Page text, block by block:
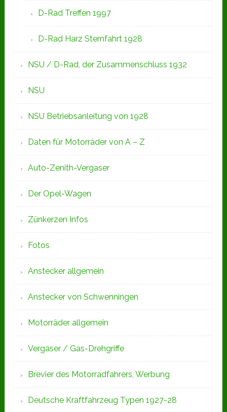
D-Rad Treffen 1997
D-Rad Harz Sternfahrt 1928
NSU / D-Rad, der Zusammenschluss 1932
NSU
NSU Betriebsanleitung von 1928
Daten für Motorräder von A – Z
Auto-Zenith-Vergaser
Der Opel-Wagen
Zünkerzen Infos
Fotos
Anstecker allgemein
Anstecker von Schwenningen
Motorräder allgemein
Vergaser / Gas-Drehgriffe
Brevier des Motorradfahrers, Werbung
Deutsche Kraftfahrzeug Typen 1927-28